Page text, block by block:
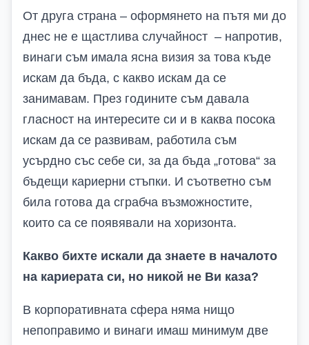
От друга страна – оформянето на пътя ми до
днес не е щастлива случайност – напротив,
винаги съм имала ясна визия за това къде
искам да бъда, с какво искам да се
занимавам. През годините съм давала
гласност на интересите си и в каква посока
искам да се развивам, работила съм
усърдно със себе си, за да бъда „готова“ за
бъдещи кариерни стъпки. И съответно съм
била готова да сграбча възможностите,
които са се появявали на хоризонта.
Какво бихте искали да знаете в началото
на кариерата си, но никой не Ви каза?
В корпоративната сфера няма нищо
непоправимо и винаги имаш минимум две